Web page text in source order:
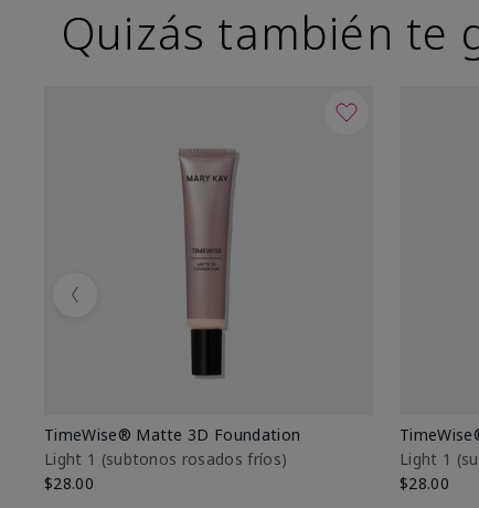
Quizás también te
TimeWise® Matte 3D Foundation
Light 1​ (subtonos rosados fríos)
$28.00
Light 1​
$28.00
Previous